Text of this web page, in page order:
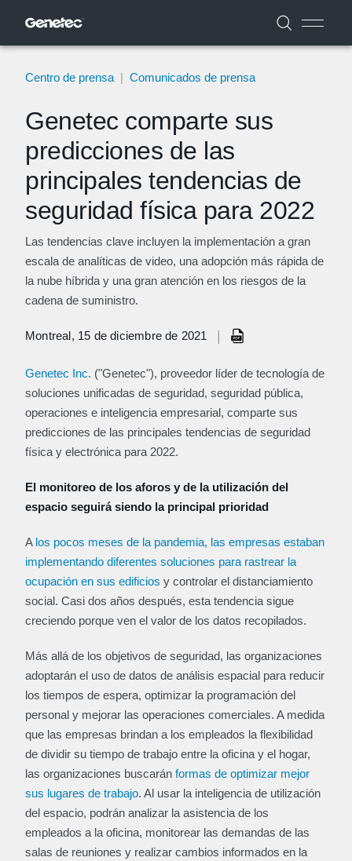
Centro de prensa | Comunicados de prensa
Genetec comparte sus
predicciones de las
principales tendencias de
seguridad física para 2022
Las tendencias clave incluyen la implementación a gran
escala de analíticas de video, una adopción más rápida de
la nube híbrida y una gran atención en los riesgos de la
cadena de suministro.
Montreal, 15 de diciembre de 2021
Genetec Inc. ("Genetec"), proveedor líder de tecnología de
soluciones unificadas de seguridad, seguridad pública,
operaciones e inteligencia empresarial, comparte sus
predicciones de las principales tendencias de seguridad
física y electrónica para 2022.
El monitoreo de los aforos y de la utilización del
espacio seguirá siendo la principal prioridad
A los pocos meses de la pandemia, las empresas estaban
implementando diferentes soluciones para rastrear la
ocupación en sus edificios y controlar el distanciamiento
social. Casi dos años después, esta tendencia sigue
creciendo porque ven el valor de los datos recopilados.
Más allá de los objetivos de seguridad, las organizaciones
adoptarán el uso de datos de análisis espacial para reducir
los tiempos de espera, optimizar la programación del
personal y mejorar las operaciones comerciales. A medida
que las empresas brindan a los empleados la flexibilidad
de dividir su tiempo de trabajo entre la oficina y el hogar,
las organizaciones buscarán formas de optimizar mejor
sus lugares de trabajo. Al usar la inteligencia de utilización
del espacio, podrán analizar la asistencia de los
empleados a la oficina, monitorear las demandas de las
salas de reuniones y realizar cambios informados en la